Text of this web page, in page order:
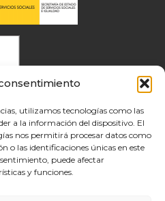
utilizamos tecnologías como las
a la información del dispositivo. El
nos permitirá procesar datos como
o las identificaciones únicas en este
puede afectar
y funciones.